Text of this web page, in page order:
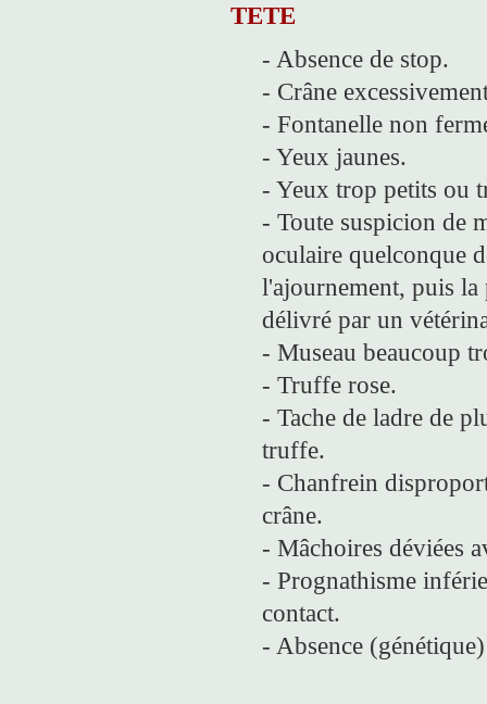
TETE
- Absence de stop.
- Crâne
- Fontanelle non
- Yeux jaunes.
- Yeux trop petits ou
- Toute suspicion de
oculaire quelconque
l'ajournement, puis
délivré par un
- Museau beaucoup
- Truffe rose.
- Tache de ladre de
truffe.
- Chanfrein
crâne.
- Mâchoires déviées
- Prognathisme
contact.
- Absence